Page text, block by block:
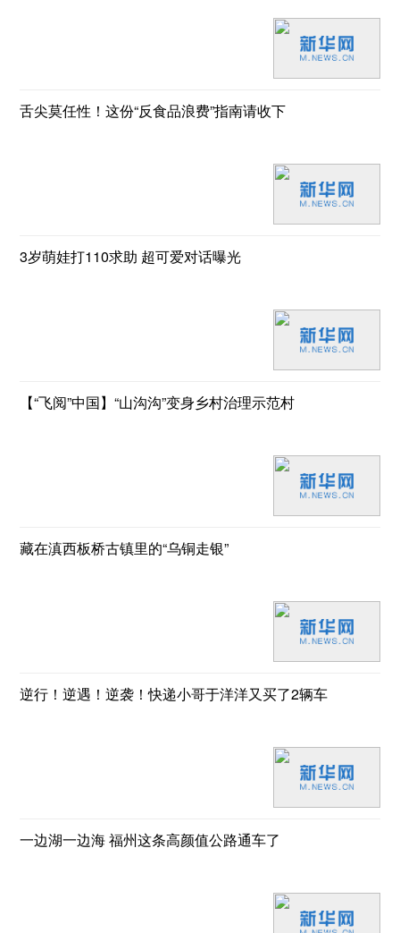
舌尖莫任性！这份“反食品浪费”指南请收下
3岁萌娃打110求助 超可爱对话曝光
【“飞阅”中国】“山沟沟”变身乡村治理示范村
藏在滇西板桥古镇里的“乌铜走银”
逆行！逆遇！逆袭！快递小哥于洋洋又买了2辆车
一边湖一边海 福州这条高颜值公路通车了